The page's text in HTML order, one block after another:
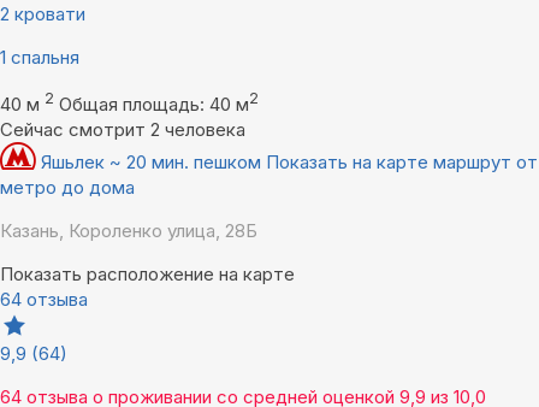
2 кровати
1 спальня
40 м 2 Общая площадь: 40 м2
Сейчас смотрит 2 человека
Яшьлек ~ 20 мин. пешком Показать на карте маршрут от
метро до дома
Казань, Короленко улица, 28Б
Показать расположение на карте
64 отзыва
9,9 (64)
64 отзыва о проживании со средней оценкой 9,9 из 10,0